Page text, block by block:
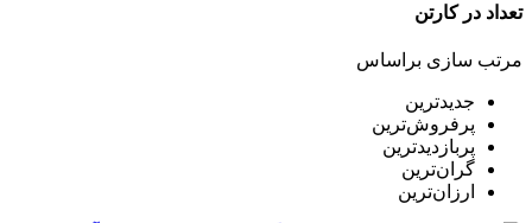
تعداد در کارتن
مرتب سازی براساس
جدیدترین
پرفروش‌ترین
پربازدید‌ترین
گران‌ترین
ارزان‌ترین